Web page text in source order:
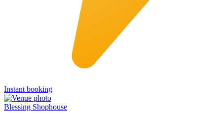
Instant booking
Blessing Shophouse